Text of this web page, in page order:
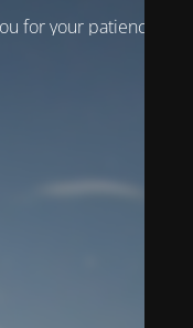
for your patience!